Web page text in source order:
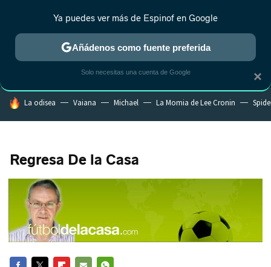
MENÚ NUEVO
ESTRENOS REALITY ANIME RANKINGS CINE
HOY SE HABLA DE
La odisea Vaiana Michael La Momia de Lee Cronin
Regresa De la Casa
×
Ya puedes ver más de Espinof en Google
Añádenos como fuente preferida
Solo necesitas una cuenta de Google